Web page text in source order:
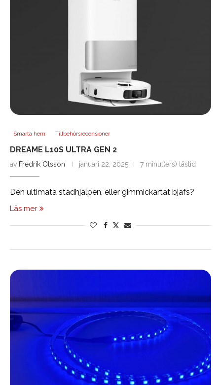
Smarta hem Tillbehörsrecensioner
DREAME L10S ULTRA GEN 2
av Fredrik Olsson januari 22, 2025 7 minut(ers) lästid
Den ultimata städhjälpen, eller gimmickartat bjäfs?
Läs mer